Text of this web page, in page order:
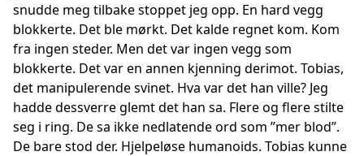
snudde meg tilbake stoppet jeg opp. En hard vegg
blokkerte. Det ble mørkt. Det kalde regnet kom. Kom
fra ingen steder. Men det var ingen vegg som
blokkerte. Det var en annen kjenning derimot. Tobias,
det manipulerende svinet. Hva var det han ville? Jeg
hadde dessverre glemt det han sa. Flere og flere stilte
seg i ring. De sa ikke nedlatende ord som ”mer blod”.
De bare stod der. Hjelpeløse humanoids. Tobias kunne